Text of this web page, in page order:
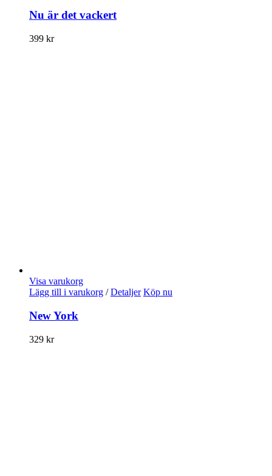
Nu är det vackert
399 kr
Visa varukorg
Lägg till i varukorg / Detaljer Köp nu
New York
329 kr